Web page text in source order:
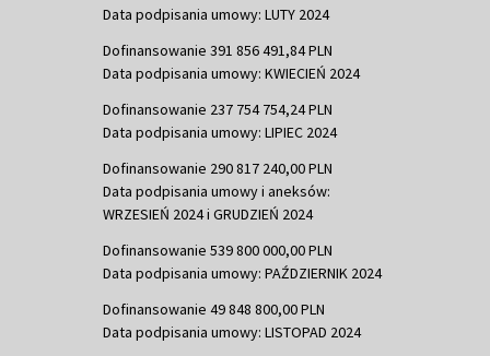
Data podpisania umowy: LUTY 2024
Dofinansowanie 391 856 491,84 PLN
Data podpisania umowy: KWIECIEŃ 2024
Dofinansowanie 237 754 754,24 PLN
Data podpisania umowy: LIPIEC 2024
Dofinansowanie 290 817 240,00 PLN
Data podpisania umowy i aneksów:
WRZESIEŃ 2024 i GRUDZIEŃ 2024
Dofinansowanie 539 800 000,00 PLN
Data podpisania umowy: PAŹDZIERNIK 2024
Dofinansowanie 49 848 800,00 PLN
Data podpisania umowy: LISTOPAD 2024